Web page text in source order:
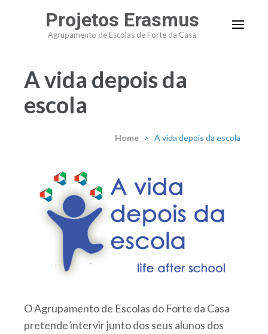
Projetos Erasmus
Agrupamento de Escolas de Forte da Casa
A vida depois da
escola
Home > A vida depois da escola
O Agrupamento de Escolas do Forte da Casa
pretende intervir junto dos seus alunos dos